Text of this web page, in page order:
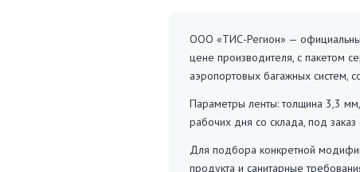
ООО «ТИС-Регион» —
цене производителя, с пакетом
аэропортовых багажных систем,
Параметры ленты: толщина 3,3
рабочих дня со склада, под
Для подбора конкретной
продукта и санитарные